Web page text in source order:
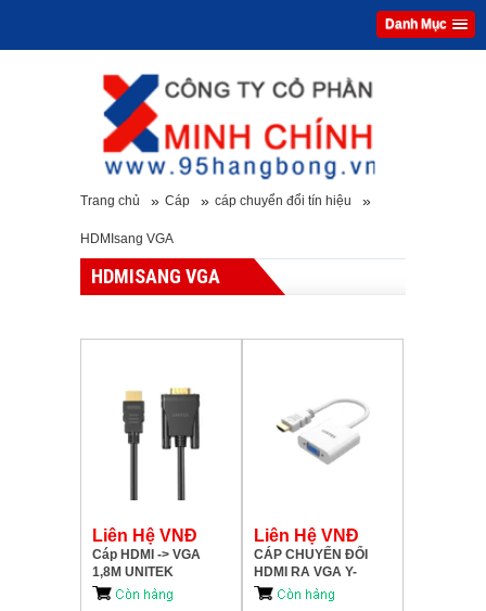
Danh Mục
Trang chủ » Cáp » cáp chuyển đổi tín hiệu »
HDMIsang VGA
HDMISANG VGA
Liên Hệ VNĐ
Cáp HDMI -> VGA
1,8M UNITEK
V1185A01
Liên Hệ VNĐ
CÁP CHUYỂN ĐỔI
HDMI RA VGA Y-
6333C01 UNITEK